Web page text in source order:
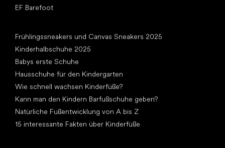
EF Barefoot
Frühlingssneakers und Canvas Sneakers 2025
Kinderhalbschuhe 2025
Babys erste Schuhe
Hausschuhe für den Kindergarten
Wie schnell wachsen Kinderfüße?
Kann man den Kindern Barfußschuhe geben?
Natürliche Fußentwicklung von A bis Z
15 interessante Fakten über Kinderfüße